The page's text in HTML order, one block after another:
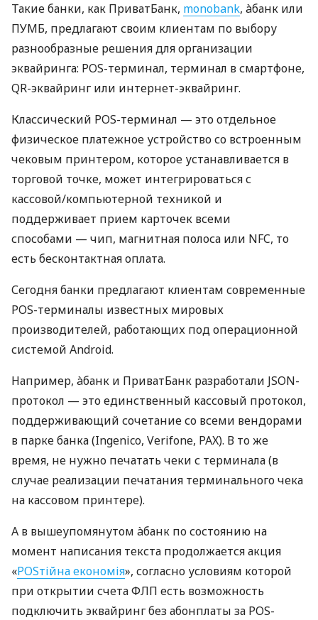
Такие банки, как ПриватБанк, monobank, àбанк или
ПУМБ, предлагают своим клиентам по выбору
разнообразные решения для организации
эквайринга: POS-терминал, терминал в смартфоне,
QR-эквайринг или интернет-эквайринг.
Классический POS-терминал — это отдельное
физическое платежное устройство со встроенным
чековым принтером, которое устанавливается в
торговой точке, может интегрироваться с
кассовой/компьютерной техникой и
поддерживает прием карточек всеми
способами — чип, магнитная полоса или NFC, то
есть бесконтактная оплата.
Сегодня банки предлагают клиентам современные
POS-терминалы известных мировых
производителей, работающих под операционной
системой Android.
Например, àбанк и ПриватБанк разработали JSON-
протокол — это единственный кассовый протокол,
поддерживающий сочетание со всеми вендорами
в парке банка (Ingenico, Verifone, PAX). В то же
время, не нужно печатать чеки с терминала (в
случае реализации печатания терминального чека
на кассовом принтере).
А в вышеупомянутом àбанк по состоянию на
момент написания текста продолжается акция
«POSтійна економія», согласно условиям которой
при открытии счета ФЛП есть возможность
подключить эквайринг без абонплаты за POS-